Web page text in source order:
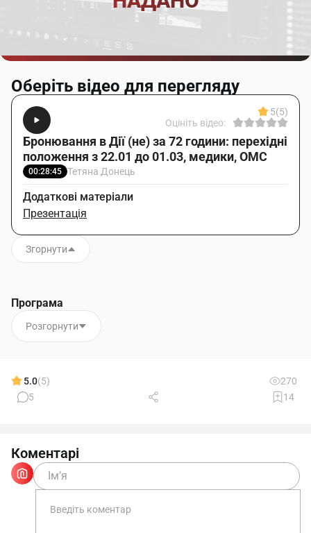
Оберіть відео для перегляду
5(5)
Оцініть відео:
Бронювання в Дії (не) за 72 години: перехідні
положення з 22.01 до 01.03, медики, ОМС
00:28:45 Тетяна Донець
Додаткові матеріали
Презентація
Згорнути
Програма
Розгорнути
5.0(5)
270
5
14
Коментарі